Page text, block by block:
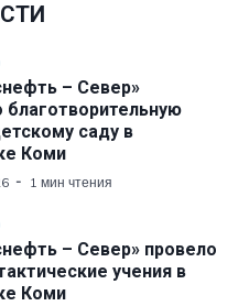
– Север»
благотворительную
саду в
Коми
1 мин чтения
– Север» провело
учения в
Коми